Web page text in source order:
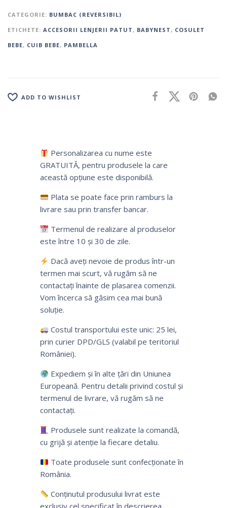
CATEGORIE: BUMBAC (REVERSIBIL)
ETICHETE: ACCESORII LENJERII PATUT, BABYNEST, COSULET
BEBE, CUIB BEBE, PAMBELLA
ADD TO WISHLIST
Personalizarea cu nume este
GRATUITĂ, pentru produsele la care
această opțiune este disponibilă.
Plata se poate face prin ramburs la
livrare sau prin transfer bancar.
Termenul de realizare al produselor
este între 10 și 30 de zile.
Dacă aveți nevoie de produs într-un
termen mai scurt, vă rugăm să ne
contactați înainte de plasarea comenzii.
Vom încerca să găsim cea mai bună
soluție.
Costul transportului este unic: 25 lei,
prin curier DPD/GLS (valabil pe teritoriul
României).
Expediem și în alte țări din Uniunea
Europeană. Pentru detalii privind costul și
termenul de livrare, vă rugăm să ne
contactați.
Produsele sunt realizate la comandă,
cu grijă și atenție la fiecare detaliu.
Toate produsele sunt confecționate în
România.
Conținutul produsului livrat este